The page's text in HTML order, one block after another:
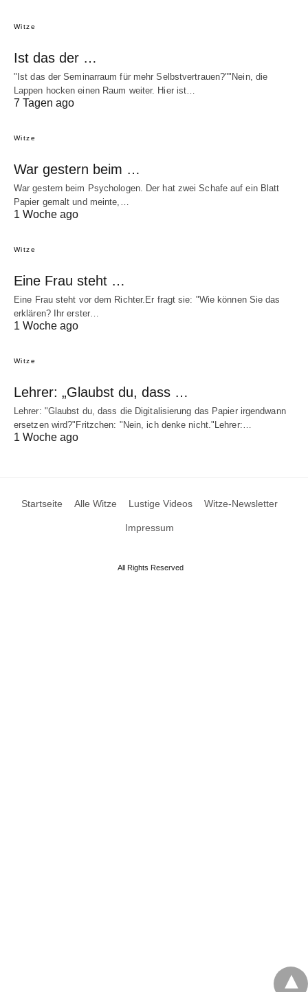
Witze
Ist das der …
"Ist das der Seminarraum für mehr Selbstvertrauen?""Nein, die
Lappen hocken einen Raum weiter. Hier ist…
7 Tagen ago
Witze
War gestern beim …
War gestern beim Psychologen. Der hat zwei Schafe auf ein Blatt
Papier gemalt und meinte,…
1 Woche ago
Witze
Eine Frau steht …
Eine Frau steht vor dem Richter.Er fragt sie: "Wie können Sie das
erklären? Ihr erster…
1 Woche ago
Witze
Lehrer: „Glaubst du, dass …
Lehrer: "Glaubst du, dass die Digitalisierung das Papier irgendwann
ersetzen wird?"Fritzchen: "Nein, ich denke nicht."Lehrer:…
1 Woche ago
Startseite Alle Witze Lustige Videos Witze-Newsletter
Impressum
All Rights Reserved